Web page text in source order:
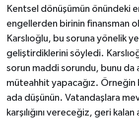
Kentsel dönüşümün önündeki
engellerden birinin finansman
Karslıoğlu, bu soruna yönelik
geliştirdiklerini söyledi.
sorun maddi sorundu, bunu da
müteahhit yapacağız. Örneğin
ada düşünün. Vatandaşlara
karşılığını vereceğiz, geri kalan